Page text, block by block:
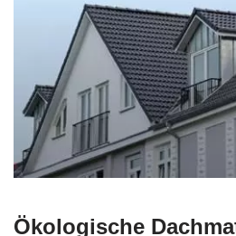
Ökologische